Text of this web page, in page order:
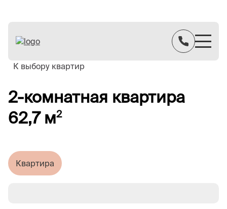
К выбору квартир
2-комнатная квартира
62,7 м2
Квартира